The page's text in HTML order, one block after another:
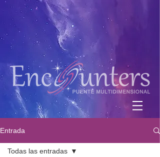
Entrada
Todas las entradas